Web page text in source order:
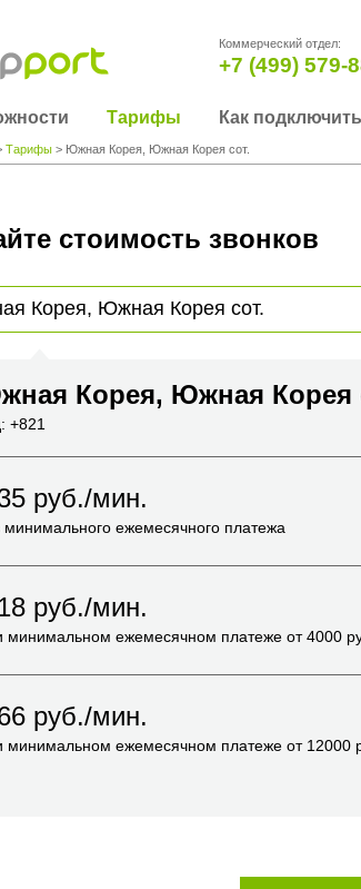
Коммерческий отдел:
+7 (499) 579-
Тарифы Как подключить
Тарифы > Южная Корея, Южная Корея сот.
стоимость звонков
Корея, Южная Корея
+821
руб./мин.
минимального ежемесячного платежа
руб./мин.
минимальном ежемесячном платеже от4000
руб./мин.
минимальном ежемесячном платеже от 12000